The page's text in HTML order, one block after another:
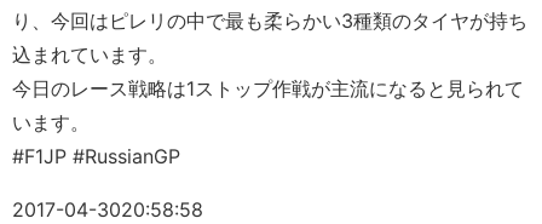
り、今回はピレリの中で最も柔らかい3種類のタイヤが持ち
込まれています。
今日のレース戦略は1ストップ作戦が主流になると見られて
います。
#F1JP #RussianGP
2017-04-3020:58:58